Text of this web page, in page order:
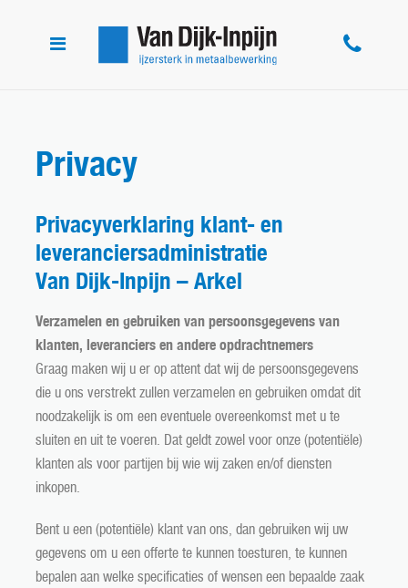
Toggle
Privacy
Privacyverklaring klant- en
leveranciersadministratie
Van Dijk-Inpijn – Arkel
Verzamelen en gebruiken van persoonsgegevens van
klanten, leveranciers en andere opdrachtnemers
Graag maken wij u er op attent dat wij de persoonsgegevens
die u ons verstrekt zullen verzamelen en gebruiken omdat dit
noodzakelijk is om een eventuele overeenkomst met u te
sluiten en uit te voeren. Dat geldt zowel voor onze (potentiële)
klanten als voor partijen bij wie wij zaken en/of diensten
inkopen.
Bent u een (potentiële) klant van ons, dan gebruiken wij uw
gegevens om u een offerte te kunnen toesturen, te kunnen
bepalen aan welke specificaties of wensen een bepaalde zaak